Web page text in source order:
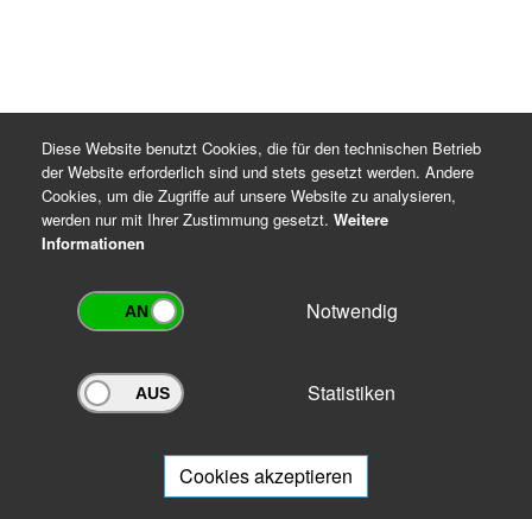
Archivportal Thüringen
Ihnen beratend zur Seite.
Diese Website benutzt Cookies, die für den technischen Betrieb
der Website erforderlich sind und stets gesetzt werden. Andere
Cookies, um die Zugriffe auf unsere Website zu analysieren,
werden nur mit Ihrer Zustimmung gesetzt. Weitere
Informationen
Notwendig
Statistiken
Cookies akzeptieren